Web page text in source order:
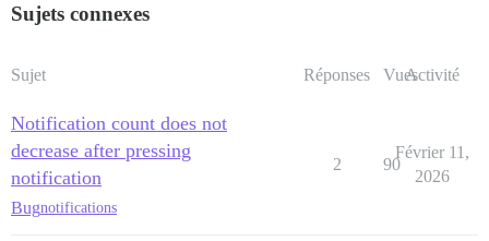
Sujets connexes
Sujet Réponses VuesActivité
Notification count does not
decrease after pressing
notification
Bugnotifications
2 90
Février 11,
2026